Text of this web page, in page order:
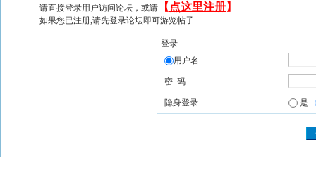
请直接登录用户访问论坛，或请 【 点这里注册】
如果您已注册,请先登录论坛即可游览帖子
登录
用户名
密 码
隐身登录 是